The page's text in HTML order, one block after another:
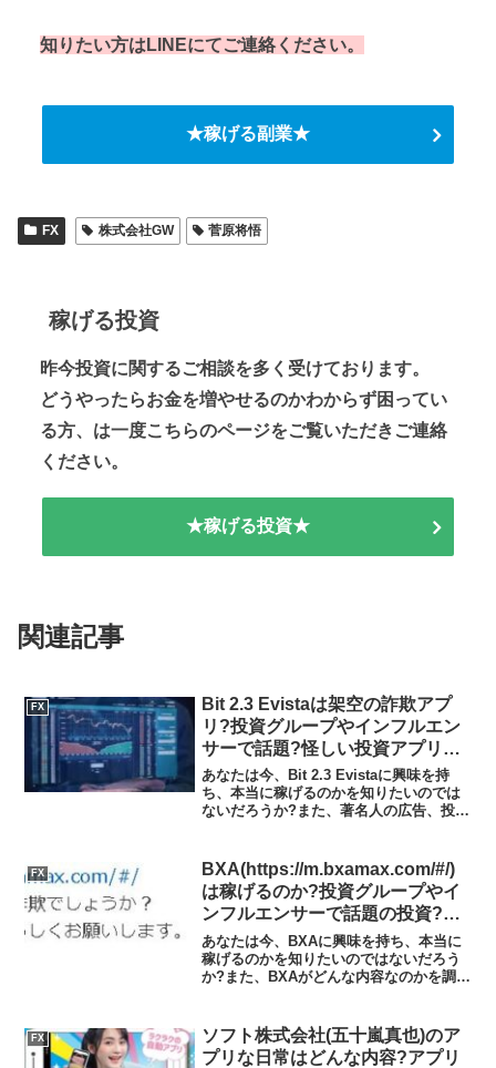
知りたい方はLINEにてご連絡ください。
★稼げる副業★
FX 株式会社GW 菅原将悟
稼げる投資
昨今投資に関するご相談を多く受けております。
どうやったらお金を増やせるのかわからず困ってい
る方、は一度こちらのページをご覧いただきご連絡
ください。
★稼げる投資★
関連記事
FX
Bit 2.3 Evistaは架空の詐欺アプ
リ?投資グループやインフルエン
サーで話題?怪しい投資アプリの
実態や実践者の声、口コミや評判
を調査しました
あなたは今、Bit 2.3 Evistaに興味を持
ち、本当に稼げるのかを知りたいのでは
ないだろうか?また、著名人の広告、投資
としているのではないだろう...
FX
BXA(https://m.bxamax.com/#/)
は稼げるのか?投資グループやイ
ンフルエンサーで話題の投資?投
資アプリの実態や実践者の声、口
コミや評判を調査しました
あなたは今、BXAに興味を持ち、本当に
稼げるのかを知りたいのではないだろう
か?また、BXAがどんな内容なのかを調べ
の登録なしの無許可営業のサイトであ
り、BXAで稼げる...
FX
ソフト株式会社(五十嵐真也)のア
プリな日常はどんな内容?アプリ